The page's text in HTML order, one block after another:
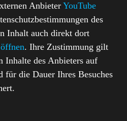
Anbieter YouTube
des
Inhalt auch direkt dort
. Ihre Zustimmung gilt
Inhalte des Anbieters auf
für die Dauer Ihres Besuches